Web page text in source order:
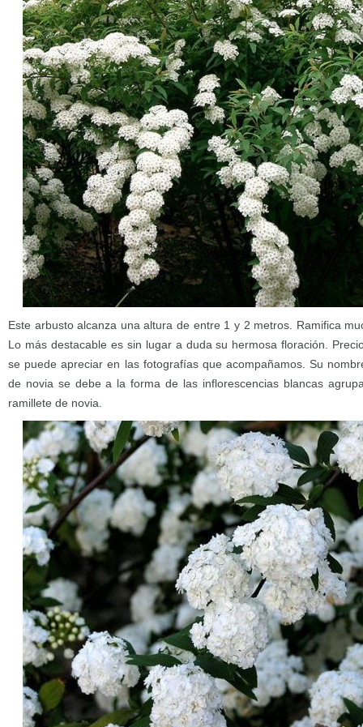
Este arbusto alcanza una altura de entre 1 y 2 metros. Ramifica
Lo más destacable es sin lugar a duda su hermosa floración.
se puede apreciar en las fotografías que acompañamos. Su
de novia se debe a la forma de las inflorescencias blancas
ramillete de novia.